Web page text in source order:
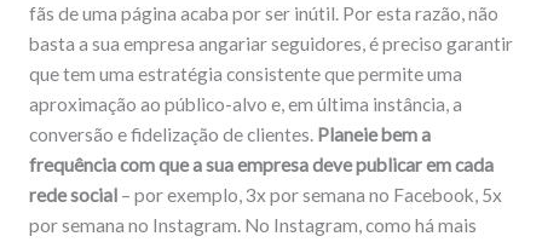
fãs de uma página acaba por ser inútil. Por esta razão, não
basta a sua empresa angariar seguidores, é preciso garantir
que tem uma estratégia consistente que permite uma
aproximação ao público-alvo e, em última instância, a
conversão e fidelização de clientes. Planeie bem a
frequência com que a sua empresa deve publicar em cada
rede social– por exemplo, 3x por semana no Facebook, 5x
por semana no Instagram. No Instagram, como há mais